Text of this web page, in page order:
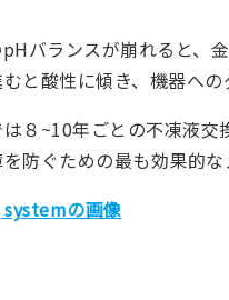
バランスが崩れると、
と酸性に傾き、機器への
８~10年ごと の不凍液交
防ぐための最も効果的な